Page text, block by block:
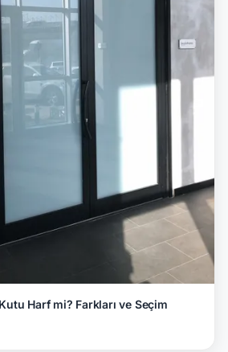
Harf mi? Farkları ve Seçim